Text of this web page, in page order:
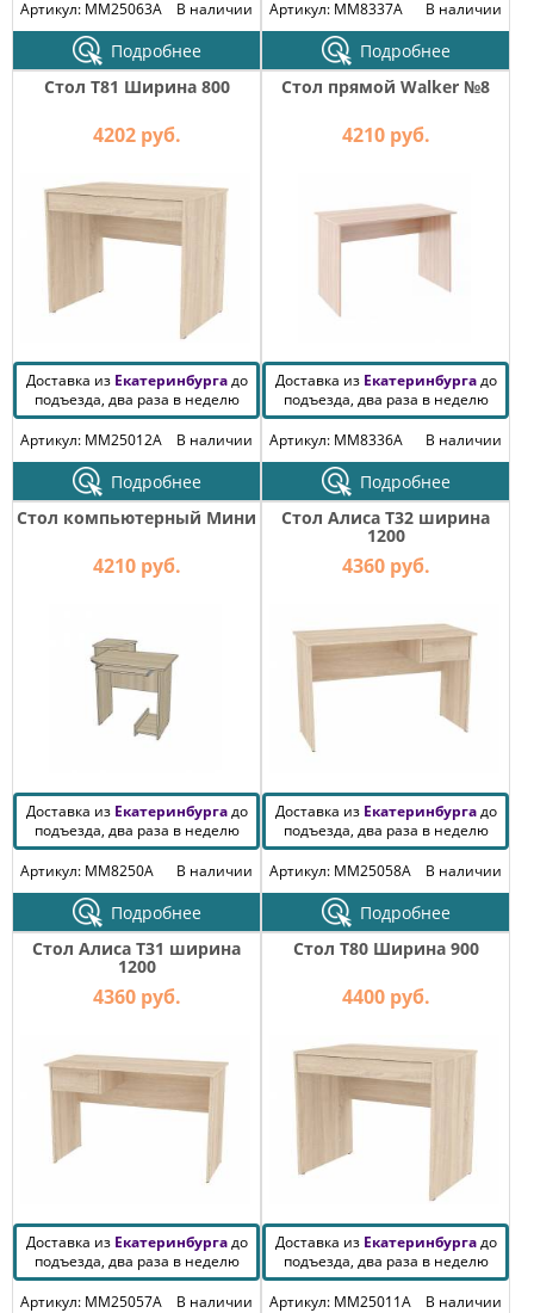
Артикул: MM25063A В наличии
Подробнее
Артикул: MM8337A В наличии
Подробнее
Стол T81 Ширина 800
4202 руб.
Доставка из Екатеринбургадо
подъезда, два раза в неделю
Артикул: MM25012A
В наличии
Подробнее
Стол прямой Walker №8
4210 руб.
Доставка из Екатеринбургадо
подъезда, два раза в неделю
Артикул: MM8336A
В наличии
Подробнее
Стол компьютерный Мини
4210 руб.
Доставка из Екатеринбургадо
подъезда, два раза в неделю
Артикул: MM8250A
В наличии
Подробнее
Стол Алиса T32 ширина
1200
4360 руб.
Доставка из Екатеринбургадо
подъезда, два раза в неделю
Артикул: MM25058A
В наличии
Подробнее
Стол Алиса T31 ширина
1200
4360 руб.
Доставка из Екатеринбургадо
подъезда, два раза в неделю
Артикул: MM25057A
В наличии
Стол T80 Ширина 900
4400 руб.
Доставка из Екатеринбургадо
подъезда, два раза в неделю
Артикул: MM25011A
В наличии